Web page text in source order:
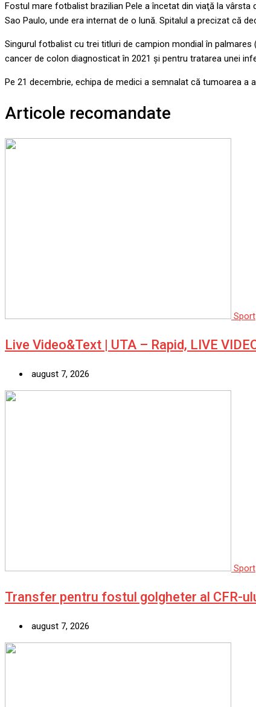
Fostul mare fotbalist brazilian Pele a încetat din viaţă la vârsta
Sao Paulo, unde era internat de o lună. Spitalul a precizat că
Singurul fotbalist cu trei titluri de campion mondial în
cancer de colon diagnosticat în 2021 şi pentru tratarea unei
Pe 21 decembrie, echipa de medici a semnalat că tumoarea
Articole recomandate
Sport
Live Video&Text | UTA – Rapid, LIVE
august 7, 2026
Sport
Transfer pentru fostul golgheter al CFR-
august 7, 2026